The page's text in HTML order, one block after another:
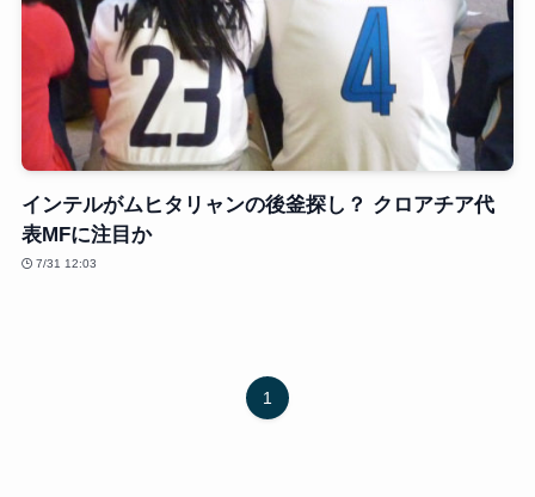
インテルがムヒタリャンの後釜探し？ クロアチア代
表MFに注目か
7/31 12:03
1